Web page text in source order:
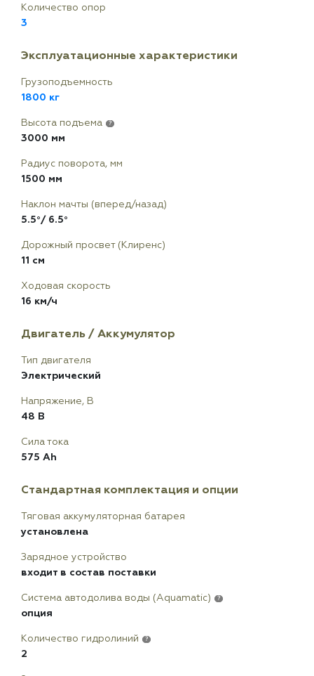
Количество опор
3
Эксплуатационные характеристики
Грузоподъемность
1800 кг
Высота подъема ?
3000 мм
Радиус поворота, мм
1500 мм
Наклон мачты (вперед/назад)
5.5°/ 6.5°
Дорожный просвет (Клиренс)
11 см
Ходовая скорость
16 км/ч
Двигатель / Аккумулятор
Тип двигателя
Электрический
Напряжение, В
48 В
Сила тока
575 Ah
Стандартная комплектация и опции
Тяговая аккумуляторная батарея
установлена
Зарядное устройство
входит в состав поставки
Система автодолива воды (Aquamatic) ?
опция
Количество гидролиний ?
2